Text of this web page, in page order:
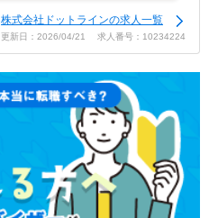
株式会社ドットラインの求人一覧
更新日：2026/04/21 求人番号：10234224